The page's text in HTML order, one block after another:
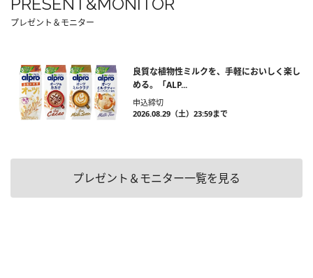
プレゼント＆モニター
良質な植物性ミルクを、手軽においしく楽し
める。「ALP...
申込締切
2026.08.29（土）23:59まで
プレゼント＆モニター一覧を見る